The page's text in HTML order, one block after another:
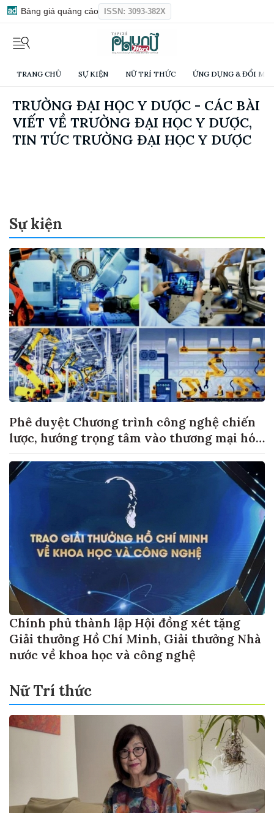
Bảng giá quảng cáo ISSN: 3093-382X
TRANG CHỦ SỰ KIỆN NỮ TRÍ THỨC ỨNG DỤNG & ĐỔI
TRƯỜNG ĐẠI HỌC Y DƯỢC - CÁC BÀI
VIẾT VỀ TRƯỜNG ĐẠI HỌC Y DƯỢC,
TIN TỨC TRƯỜNG ĐẠI HỌC Y DƯỢC
Sự kiện
Phê duyệt Chương trình công nghệ chiến
lược, hướng trọng tâm vào thương mại hóa
Chính phủ thành lập Hội đồng xét tặng
Giải thưởng Hồ Chí Minh, Giải thưởng Nhà
nước về khoa học và công nghệ
Nữ Trí thức